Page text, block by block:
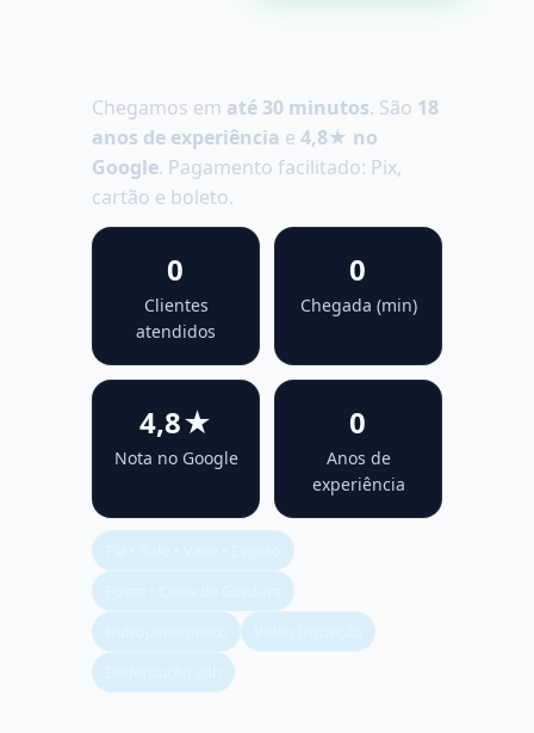
Chegamos em até 30 minutos. São 18
anos de experiência e 4,8★ no
Google. Pagamento facilitado: Pix,
cartão e boleto.
0
Clientes
atendidos
0
Chegada (min)
4,8★
Nota no Google
0
Anos de
experiência